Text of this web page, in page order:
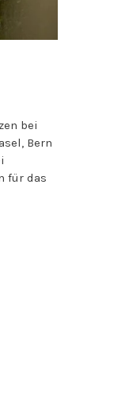
bei
Bern
für das